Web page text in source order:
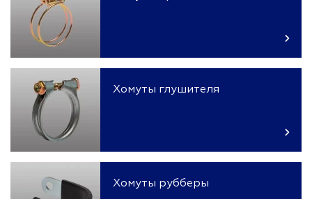
Хомуты глушителя
Хомуты рубберы